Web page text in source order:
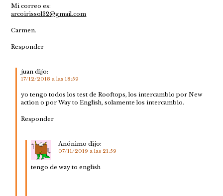
Mi correo es:
arcoirissol32@gmail.com
Carmen.
Responder
juan dijo:
17/12/2018 a las 18:59
yo tengo todos los test de Rooftops, los intercambio por New
action o por Way to English, solamente los intercambio.
Responder
Anónimo dijo:
07/11/2019 a las 21:59
tengo de way to english